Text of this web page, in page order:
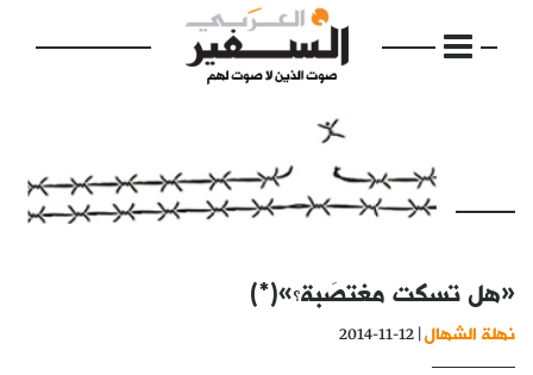
مواضيع
«هل تسكت مغتصَبة؟»(*)
نهلة الشهال | 12-11-2014